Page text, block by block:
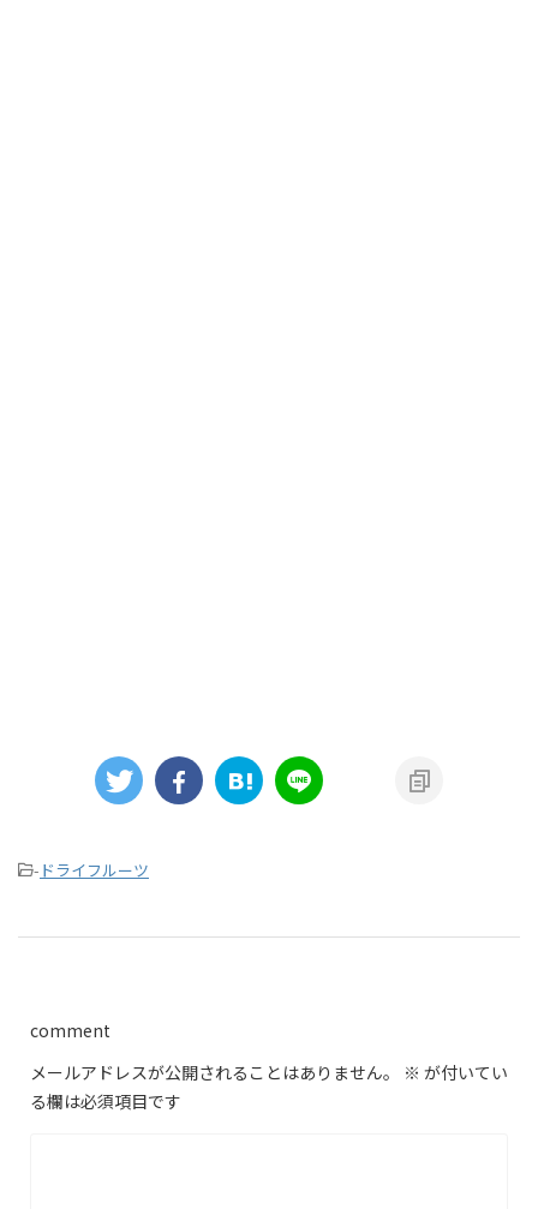
- ドライフルーツ
comment
メールアドレスが公開されることはありません。
※ が付いてい
る欄は必須項目です